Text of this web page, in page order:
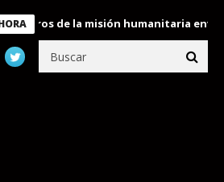
de la misión humanitaria enviada a